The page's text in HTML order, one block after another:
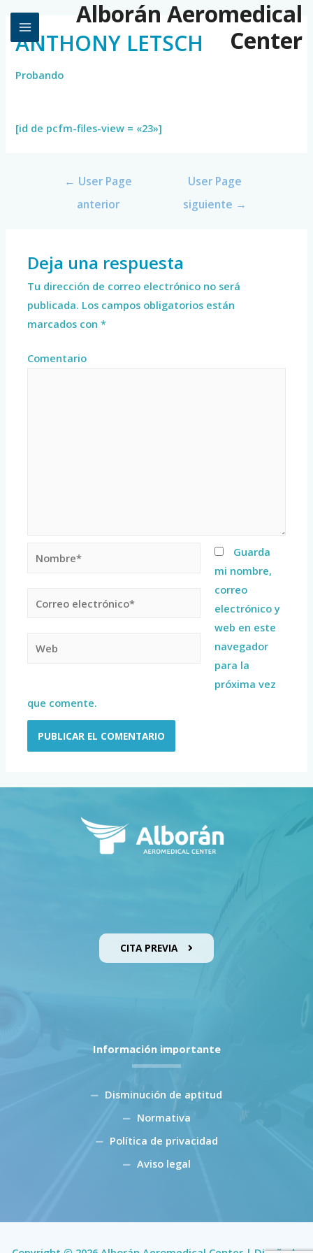
Alborán Aeromedical
Center
ANTHONY LETSCH
Probando
[id de pcfm-files-view = «23»]
← User Page
anterior
User Page
siguiente →
Deja una respuesta
Tu dirección de correo electrónico no será
publicada. Los campos obligatorios están
marcados con*
Comentario
Guarda
mi nombre,
correo
electrónico y
web en este
navegador
para la
próxima vez
que comente.
CITA PREVIA
Información importante
Disminución de aptitud
Normativa
Política de privacidad
Aviso legal